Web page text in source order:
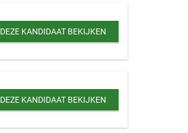
DEZE KANDIDAAT BEKIJKEN
DEZE KANDIDAAT BEKIJKEN